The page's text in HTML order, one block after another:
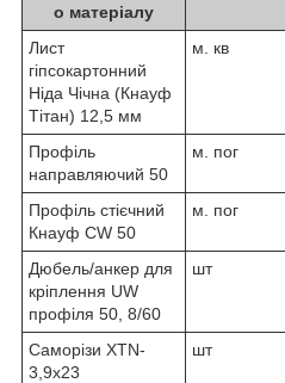
о матеріалу
Лист
гіпсокартонний
Ніда Чічна (Кнауф
Тітан) 12,5 мм
м. кв
Профіль
направляючий 50
м. пог
Профіль стієчний
Кнауф CW 50
м. пог
Дюбель/анкер для
кріплення UW
профіля 50, 8/60
шт
Саморізи XTN-
3,9x23
шт